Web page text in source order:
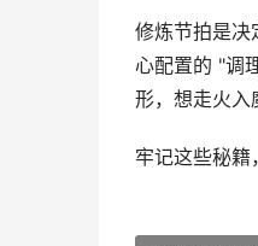
修炼节拍是决
心配置的 "调
形，想走火入
牢记这些秘籍